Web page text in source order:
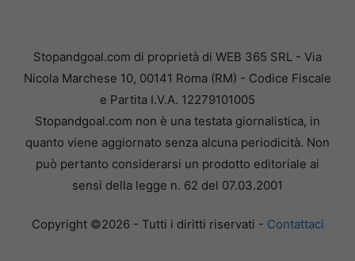
Stopandgoal.com di proprietà di WEB 365 SRL - Via
Nicola Marchese 10, 00141 Roma (RM) - Codice Fiscale
e Partita I.V.A. 12279101005
Stopandgoal.com non è una testata giornalistica, in
quanto viene aggiornato senza alcuna periodicità. Non
può pertanto considerarsi un prodotto editoriale ai
sensi della legge n. 62 del 07.03.2001
Copyright ©2026 - Tutti i diritti riservati - Contattaci